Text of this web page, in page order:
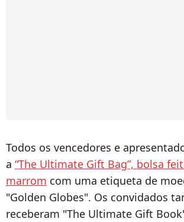
Todos os vencedores e
a “The Ultimate Gift Bag”, bolsa
marrom com uma etiqueta de
"Golden Globes". Os convidados
receberam "The Ultimate Gift